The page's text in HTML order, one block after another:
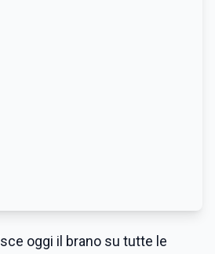
oggi il brano su tutte le